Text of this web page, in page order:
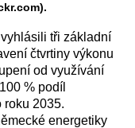
tři základní
čtvrtiny výkonu
od využívání
% podíl
roku 2035.
energetiky